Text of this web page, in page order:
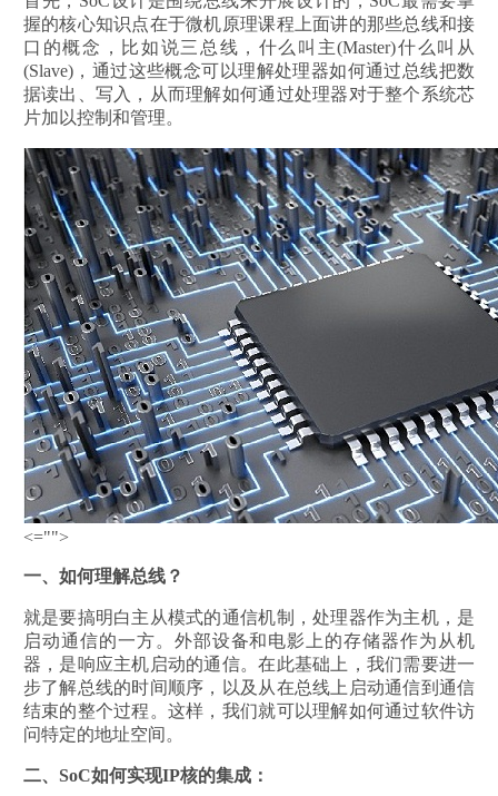
握的核心知识点在于微机原理课程上面讲的那些总线和接
口的概念，比如说三总线，什么叫主(Master)什么叫从
(Slave)，通过这些概念可以理解处理器如何通过总线把数
据读出、写入，从而理解如何通过处理器对于整个系统芯
片加以控制和管理。
<="">
一、如何理解总线？
就是要搞明白主从模式的通信机制，处理器作为主机，是
启动通信的一方。外部设备和电影上的存储器作为从机
器，是响应主机启动的通信。在此基础上，我们需要进一
步了解总线的时间顺序，以及从在总线上启动通信到通信
结束的整个过程。这样，我们就可以理解如何通过软件访
问特定的地址空间。
二、SoC如何实现IP核的集成：